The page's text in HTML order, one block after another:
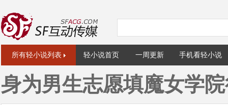
所有轻小说列表 轻小说首页 一周更新 手机看轻小说
身为男生志愿填魔女学